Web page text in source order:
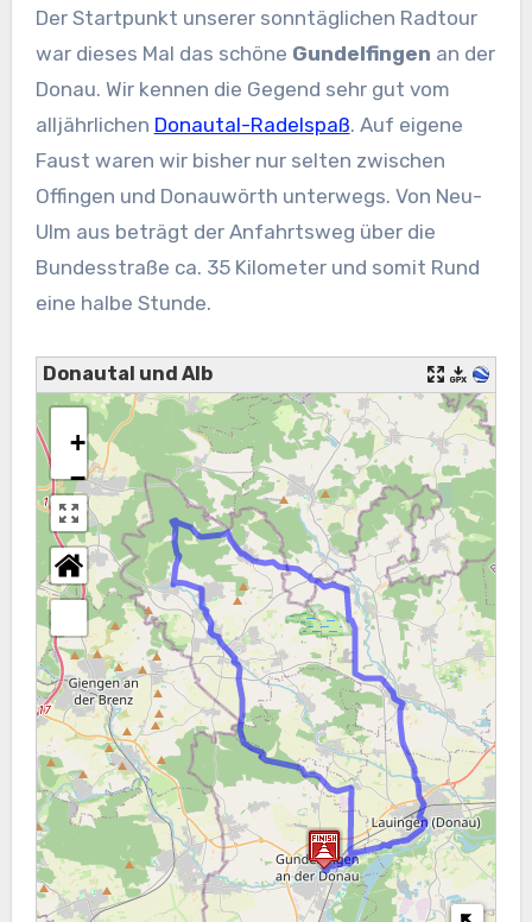
Der Startpunkt unserer sonntäglichen Radtour
war dieses Mal das schöne Gundelfingen an der
Donau. Wir kennen die Gegend sehr gut vom
alljährlichen Donautal-Radelspaß. Auf eigene
Faust waren wir bisher nur selten zwischen
Offingen und Donauwörth unterwegs. Von Neu-
Ulm aus beträgt der Anfahrtsweg über die
Bundesstraße ca. 35 Kilometer und somit Rund
eine halbe Stunde.
Donautal und Alb
+
−